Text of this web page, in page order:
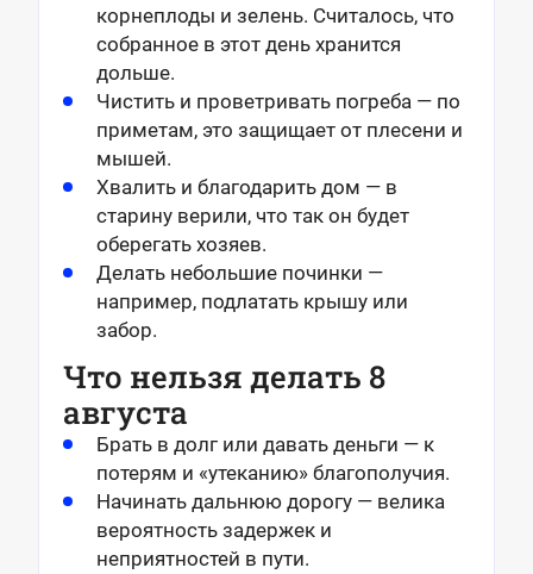
корнеплоды и зелень. Считалось, что
собранное в этот день хранится
дольше.
Чистить и проветривать погреба — по
приметам, это защищает от плесени и
мышей.
Хвалить и благодарить дом — в
старину верили, что так он будет
оберегать хозяев.
Делать небольшие починки —
например, подлатать крышу или
забор.
Что нельзя делать 8
августа
Брать в долг или давать деньги — к
потерям и «утеканию» благополучия.
Начинать дальнюю дорогу — велика
вероятность задержек и
неприятностей в пути.